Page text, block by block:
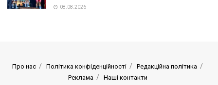
08.08.2026
Про нас Політика конфіденційності
Редакційна політика
Реклама
Наші контакти